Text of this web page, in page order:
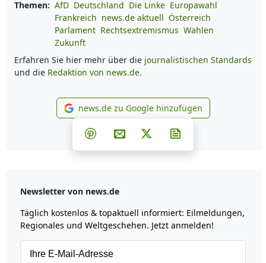
Themen: AfD Deutschland Die Linke Europawahl
Frankreich news.de aktuell Österreich
Parlament Rechtsextremismus Wahlen
Zukunft
Erfahren Sie hier mehr über die journalistischen Standards
und die Redaktion von news.de.
news.de zu Google
news.de zu Google hinzufügen
Teilen auf Facebook
Teilen auf Whatsapp
Teilen auf Telegram
Teilen auf Pinterest
Per E-Mail teilen
Post auf X
Newsletter von news.de
Täglich kostenlos & topaktuell informiert: Eilmeldungen,
Regionales und Weltgeschehen. Jetzt anmelden!